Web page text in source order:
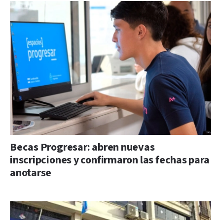
Becas Progresar: abren nuevas
inscripciones y confirmaron las fechas para
anotarse